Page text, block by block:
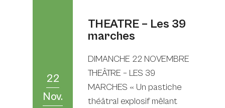
22
Nov.
THEATRE – Les 39
marches
DIMANCHE 22 NOVEMBRE
THEÂTRE – LES 39
MARCHES « Un pastiche
théâtral explosif mêlant